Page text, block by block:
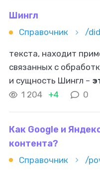
Шингл
Справочник /
текста, находит
связанных с
и сущность Шингл –
последовательных
1 204 +4 0
Как Google и
контента?
Справочник